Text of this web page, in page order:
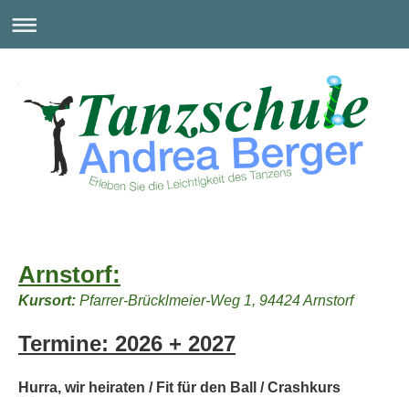
Arnstorf:
Kursort: Pfarrer-Brücklmeier-Weg 1, 94424 Arnstorf
Termine: 2026 + 2027
Hurra, wir heiraten / Fit für den Ball / Crashkurs